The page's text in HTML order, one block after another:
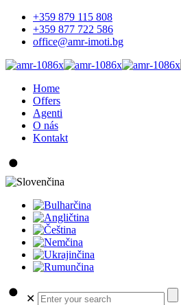
+359 879 115 808
+359 877 722 586
office@amr-imoti.bg
Home
Offers
Agenti
O nás
Kontakt
✕